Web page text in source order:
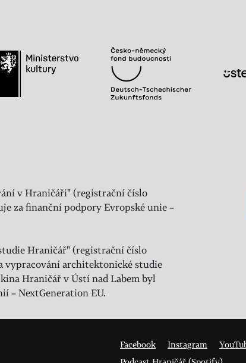
v Hraničáři" (registrační číslo
za finanční podpory Evropské unie –
Hraničář" (registrační číslo
vypracování architektonické studie
Hraničář v Ústí nad Labem byl
– NextGeneration EU.
Facebook Instagram